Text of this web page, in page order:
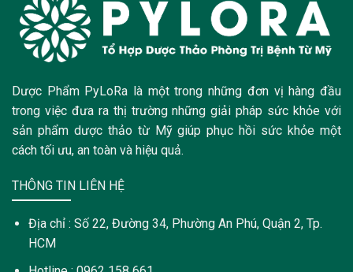
Dược Phẩm PyLoRa là một trong những đơn vị hàng đầu
trong việc đưa ra thị trường những giải pháp sức khỏe với
sản phẩm dược thảo từ Mỹ giúp phục hồi sức khỏe một
cách tối ưu, an toàn và hiệu quả.
THÔNG TIN LIÊN HỆ
Địa chỉ : Số 22, Đường 34, Phường An Phú, Quận 2, Tp.
HCM